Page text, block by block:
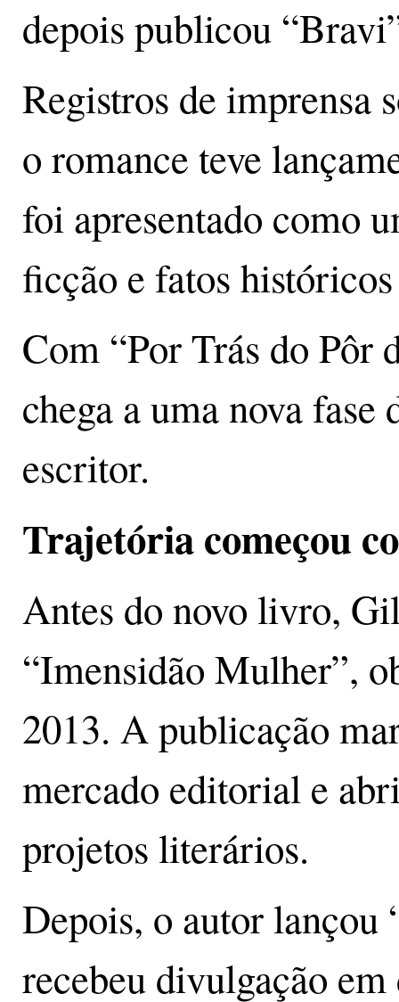
depois publicou
Registros de imprensa
o romance teve
foi apresentado como
ficção e fatos
Com “Por Trás do Pôr
chega a uma nova
escritor.
Trajetória começou
Antes do novo livro,
“Imensidão Mulher”,
2013. A publicação
mercado editorial e
projetos literários.
Depois, o autor lançou
recebeu divulgação